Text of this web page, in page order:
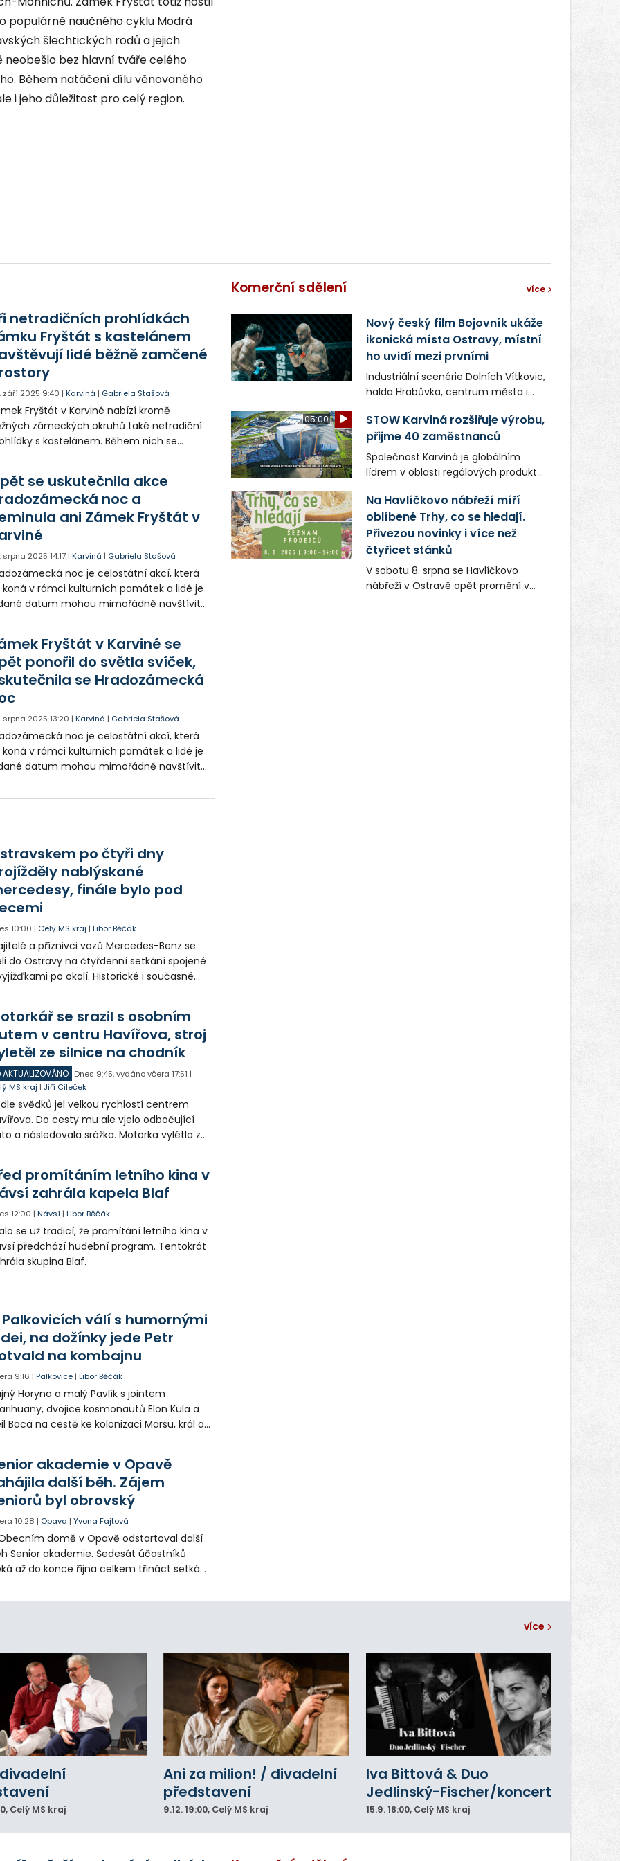
populárně naučného cyklu Modrá
šlechtických rodů a jejich
bez hlavní tváře celého
Během natáčení dílu věnovaného
i jeho důležitost pro celý region.
netradičních prohlídkách
Fryštát s kastelánem
lidé běžně zamčené
září 2025 9:40 |Karviná | Gabriela Stašová
Fryštát v Karviné nabízí kromě
zámeckých okruhů také netradiční
s kastelánem. Během nich se
se uskutečnila akce
noc a
ani Zámek Fryštát v
srpna 2025 14:17 |Karviná | Gabriela Stašová
noc je celostátní akcí, která
koná v rámci kulturních památek a lidé je
datum mohou mimořádně navštívit
uskutečnila i zajímavá tematická
Fryštát v Karviné se
ponořil do světla svíček,
se Hradozámecká
srpna 2025 13:20 |Karviná | Gabriela Stašová
noc je celostátní akcí, která
koná v rámci kulturních památek a lidé je
datum mohou mimořádně navštívit
bylo i v Karviné na zámku Fryštát, kde
po čtyři dny
nablýskané
finále bylo pod
10:00 | Celý MS kraj |Libor Běčák
a příznivci vozů Mercedes-Benz se
do Ostravy na čtyřdenní setkání spojené
po okolí. Historické i současné
se srazil s osobním
v centru Havířova, stroj
ze silnice na chodník
AKTUALIZOVÁNO Dnes 9:45,vydáno včera 17:51 |
MS kraj |Jiří Cileček
svědků jel velkou rychlostí centrem
Do cesty mu ale vjelo odbočující
a následovala srážka. Motorka vylétla ze
Motorkář utrpěl velmi vážná
a byl letecky přepraven do
promítáním letního kina v
zahrála kapela Blaf
12:00 |Návsí |Libor Běčák
se už tradicí, že promítání letního kina v
předchází hudební program. Tentokrát
skupina Blaf.
Palkovicích válí s humornými
na dožínky jede Petr
na kombajnu
9:16 |Palkovice |Libor Běčák
Horyna a malý Pavlík s jointem
dvojice kosmonautů Elon Kula a
Baca na cestě ke kolonizaci Marsu, král a
a místostarosta David Kula.
akademie v Opavě
další běh. Zájem
byl obrovský
10:28 | Opava |Yvona Fajtová
domě v Opavě odstartoval další
Senior akademie. Šedesát účastníků
až do konce října celkem třináct setkání
Na závěr převezmou úspěšní
Komerční sdělení více
Nový český film Bojovník ukáže
ikonická místa Ostravy, místní
ho uvidí mezi prvními
Industriální scenérie Dolních Vítkovic,
halda Hrabůvka, centrum města i
v novém filmu Bojovník, který vstoupí
do kin už 13. srpna. Režiséři Vojtěch
Frič a Tomáš Dianiška si
moravskoslezskou metropoli
nevybrali náhodou – její syrová
atmosféra se stala přirozenou
součástí příběhu bývalého
boxerského šampiona Hoffa (Milan
Ondrík), jenž se po letech vrací do
světa vrcholových zápasů, tentokrát
v MMA.
05:00
STOW Karviná rozšiřuje výrobu,
přijme 40 zaměstnanců
Společnost Karviná je globálním
lídrem v oblasti regálových produktů
zaměstnavatelem na Karvinsku a
firmou s obrovským potenciálem.
Na Havlíčkovo nábřeží míří
oblíbené Trhy, co se hledají.
Přivezou novinky i více než
čtyřicet stánků
V sobotu 8. srpna se Havlíčkovo
nábřeží v Ostravě opět promění v
více
, Celý MS kraj
Ani za milion! / divadelní
představení
9.12.19:00, Celý MS kraj
Iva Bittová & Duo
Jedlinský-Fischer/koncert
15.9. 18:00, Celý MS kraj